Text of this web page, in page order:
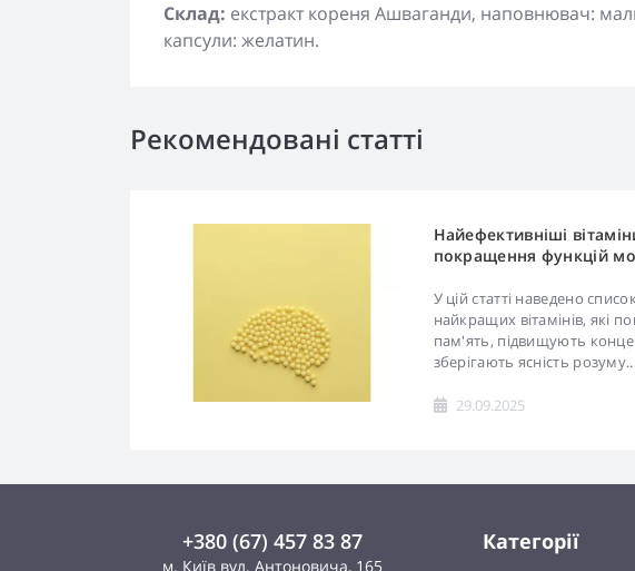
Склад: екстракт кореня Ашваганди, наповнювач:
капсули: желатин.
Рекомендовані статті
Найефективніші
покращення функцій
У цій статті наведено
найкращих вітамінів, які
пам'ять, підвищують
зберігають ясність
29.09.2025
+380 (67) 457 83 87
м. Київ вул. Антоновича, 165
Категорії